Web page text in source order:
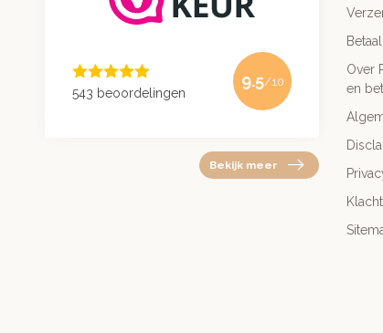
543 beoordelingen
9.5/10
Bekijk meer
Over
en